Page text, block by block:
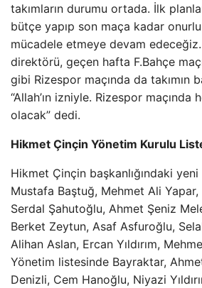
takımların durumu ortada. İlk
bütçe yapıp son maça kadar
mücadele etmeye devam
direktörü, geçen hafta F.Bahçe
gibi Rizespor maçında da takımın
“Allah’ın izniyle. Rizespor
olacak” dedi.
Hikmet Çinçin Yönetim Kurulu
Hikmet Çinçin başkanlığındaki
Mustafa Baştuğ, Mehmet Ali
Serdal Şahutoğlu, Ahmet Şeniz
Berket Zeytun, Asaf Asfuroğlu,
Alihan Aslan, Ercan Yıldırım,
Yönetim listesinde Bayraktar,
Denizli, Cem Hanoğlu, Niyazi